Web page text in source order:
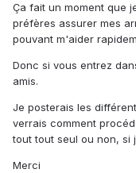
Ça fait un moment que
préfères assurer mes
pouvant m'aider
Donc si vous entrez
amis.
Je posterais les
verrais comment
tout tout seul ou non, si
Merci